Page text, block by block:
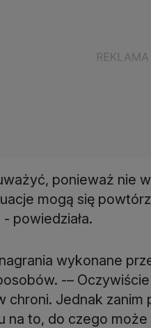
ponieważ nie
mogą się
powiedziała.
wykonane
-–
Jednak zanim
na to, do czego